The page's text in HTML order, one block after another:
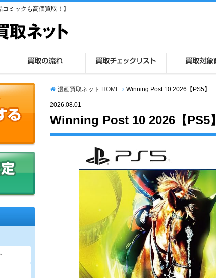
ミックも高価買取！】
漫画買取ネット HOME Winning Post 10 2026【PS5】
2026.08.01
Winning Post 10 2026【PS5】